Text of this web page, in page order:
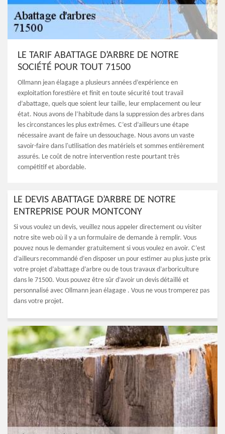
LE TARIF ABATTAGE D’ARBRE DE NOTRE
SOCIÉTÉ POUR TOUT 71500
Ollmann jean élagage a plusieurs années d’expérience en
exploitation forestière et finit en toute sécurité tout travail
d’abattage, quels que soient leur taille, leur emplacement ou leur
état. Nous avons de l’habitude dans la suppression des arbres dans
les circonstances les plus extrêmes. C’est d’ailleurs une étape
nécessaire avant de faire un dessouchage. Nous avons un vaste
savoir-faire dans l'utilisation des matériels et sommes entièrement
assurés. Le coût de notre intervention reste pourtant très
compétitif et abordable.
LE DEVIS ABATTAGE D’ARBRE DE NOTRE
ENTREPRISE POUR MONTCONY
Si vous voulez un devis, veuillez nous appeler directement ou visiter
notre site web où il y a un formulaire de demande à remplir. Vous
pouvez nous le demander gratuitement si vous voulez en avoir. C’est
d’ailleurs recommandé d’en disposer un pour estimer au plus juste prix
votre projet d’abattage d’arbre ou de tous travaux d’arboriculture
dans le 71500. Vous pouvez être sûr d’avoir un devis détaillé et
personnalisé avec Ollmann jean élagage . Vous ne vous tromperez pas
dans votre projet.